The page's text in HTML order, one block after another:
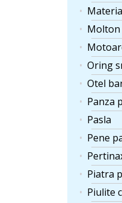
Molton
Oring
Otel
Panza
Pasla
Pene
Piatra
Piulite